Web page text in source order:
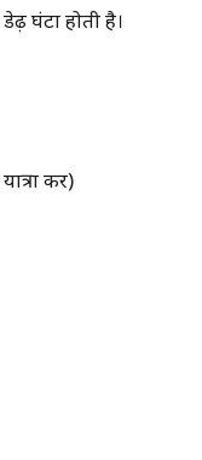
घंटा होती है।
करें)